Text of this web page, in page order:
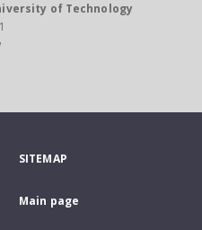
of Technology
SITEMAP
Main page